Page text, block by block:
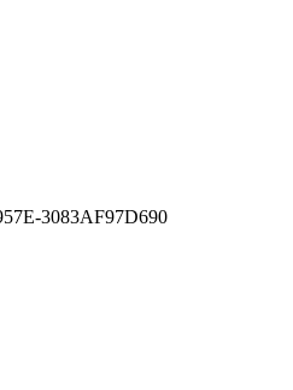
3083AF97D690